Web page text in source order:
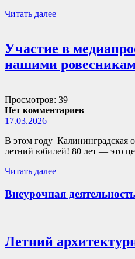
Читать далее
Участие в
нашими
Просмотров: 39
Нет комментариев
17.03.2026
В этом году Калининградская
летний юбилей! 80 лет — это
Читать далее
Внеурочная деятельность
Летний